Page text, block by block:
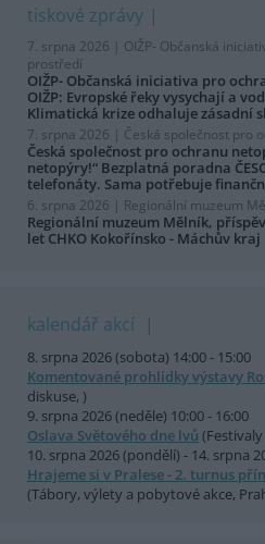
tiskové zprávy
7. srpna 2026 | OIŽP- Občanská
prostředí
OIŽP- Občanská iniciativa pro
OIŽP: Evropské řeky vysychají a
Klimatická krize odhaluje zásadní
7. srpna 2026 | Česká společnost pro
Česká společnost pro ochranu
netopýry!“ Bezplatná poradna
telefonáty. Sama potřebuje
6. srpna 2026 | Regionální muzeum
Regionální muzeum Mělník,
let CHKO Kokořínsko - Máchův kraj
kalendář akcí
8. srpna 2026 (sobota) 14:00 - 15:00
Komentované prohlídky výstavy
diskuse, )
9. srpna 2026 (neděle) 10:00 - 16:00
Oslava Světového dne lvů
10. srpna 2026 (pondělí) - 14. srpna
Hrajeme si v Pralese - 2. turnus
(Tábory, výlety a pobytové akce,